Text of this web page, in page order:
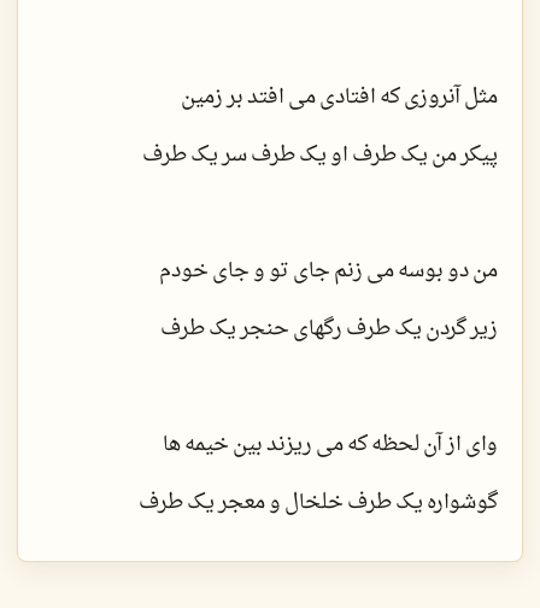
مثل آنروزی که افتادی می افتد بر زمین
پیکر من یک طرف او یک طرف سر یک طرف
من دو بوسه می زنم جای تو و جای خودم
زیر گردن یک طرف رگهای حنجر یک طرف
وای از آن لحظه که می ریزند بین خیمه ها
گوشواره یک طرف خلخال و معجر یک طرف